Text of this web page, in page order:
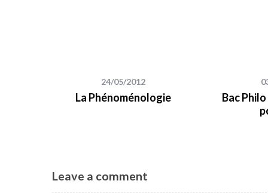
24/05/2012
La Phénoménologie
Bac
Leave a comment